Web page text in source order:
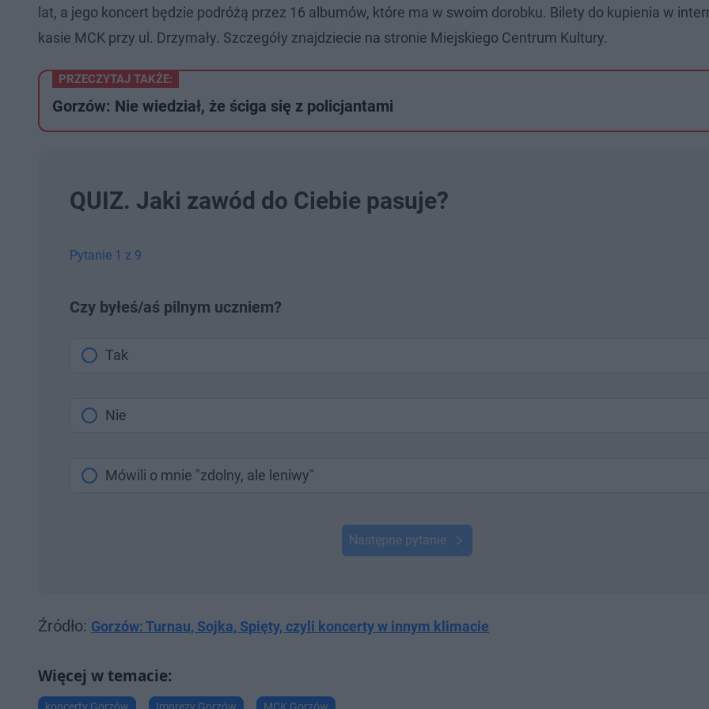
lat, a jego koncert będzie podróżą przez 16 albumów, które ma w swoim dorobku. Bilety do kupienia w
kasie MCK przy ul. Drzymały. Szczegóły znajdziecie na stronie Miejskiego Centrum Kultury.
PRZECZYTAJ TAKŻE:
Gorzów: Nie wiedział, że ściga się z policjantami
QUIZ. Jaki zawód do Ciebie pasuje?
Pytanie 1 z 9
Czy byłeś/aś pilnym uczniem?
Tak
Nie
Mówili o mnie "zdolny, ale leniwy"
Następne pytanie
Źródło: Gorzów: Turnau, Sojka, Spięty, czyli koncerty w innym klimacie